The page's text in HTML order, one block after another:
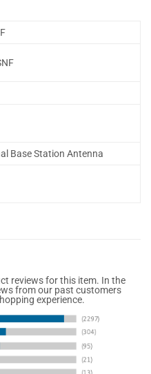
Base Station Antenna
reviews for this item. In the
from our past customers
experience.